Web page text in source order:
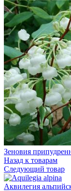
Зеновия
Назад к товарам
Следующий товар
Аквилегия